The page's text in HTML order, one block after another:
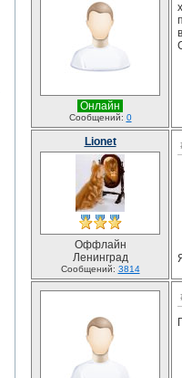
Онлайн
Сообщений: 0
Lionet
Оффлайн
Ленинград
Сообщений: 3814